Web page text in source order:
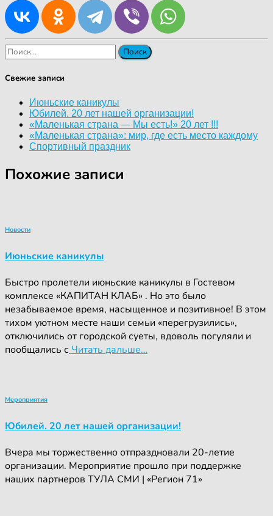
Найти:
Свежие записи
Июньские каникулы
Юбилей. 20 лет нашей организации!
«Маленькая страна — Мы есть!» 20 лет !!!
«Маленькая страна»: мир, где есть место каждому
Спортивный праздник
Похожие записи
Новости
Июньские каникулы
Быстро пролетели июньские каникулы в Гостевом
комплексе «КАПИТАН КЛАБ» . Но это было
незабываемое время, насыщенное и позитивное! В этом
тихом уютном месте наши семьи «перегрузились»,
отключились от городской суеты, вдоволь погуляли и
пообщались с Читать дальше…
Мероприятия
Юбилей. 20 лет нашей организации!
Вчера мы торжественно отпраздновали 20-летие
организации. Мероприятие прошло при поддержке
наших партнеров ТУЛА СМИ | «Регион 71»